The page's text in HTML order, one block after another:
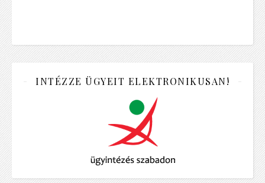
INTÉZZE ÜGYEIT ELEKTRONIKUSAN!